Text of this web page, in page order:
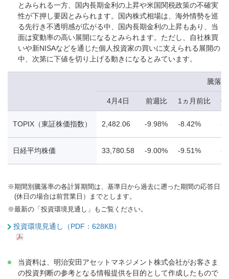
とみられる一方、国内長期金利の上昇や米国関税政策の不確実
性が下押し要因とみられます。国内株式相場は、海外情勢を巡
る先行き不透明感が広がる中、国内長期金利の上昇もあり、当
面は変動率の高い展開になるとみられます。ただし、自社株買
いや新NISAなどを通じた個人投資家の買いに支えられる展開の
中、次第に下値を切り上げる動きになるとみています。
騰落率
4月4日 前週比 1ヵ月前比 6
TOPIX（東証株価指数） 2,482.06 -9.98% -8.42% -
日経平均株価 33,780.58 -9.00% -9.51% -
※期間別騰落率の各計算期間は、基準日から過去に遡った期間の応答日
(休日の場合は前営業日）までとします。
※最新の「投資環境見通し」もご覧ください。
投資環境見通し（PDF：628KB）
当資料は、明治安田アセットマネジメント株式会社がお客さま
の投資判断の参考となる情報提供を目的として作成したもので